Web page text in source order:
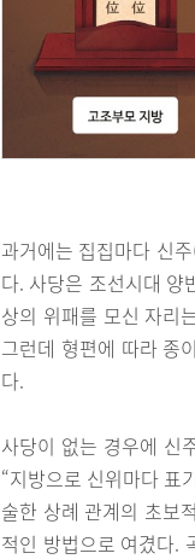
과거에는 집집마다 신
다. 사당은 조선시대 양
상의 위패를 모신 자리
그런데 형편에 따라 종
다.
사당이 없는 경우에 신
“지방으로 신위마다 표
술한 상례 관계의 초보
적인 방법으로 여겼다.